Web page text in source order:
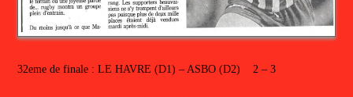
32eme de finale : LE HAVRE (D1) – ASBO (D2) 2 – 3